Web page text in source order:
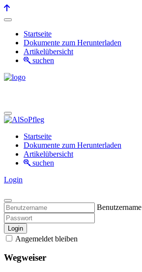
Startseite
Dokumente zum Herunterladen
Artikelübersicht
suchen
Startseite
Dokumente zum Herunterladen
Artikelübersicht
suchen
Login
Benutzername
Login
Angemeldet bleiben
Wegweiser